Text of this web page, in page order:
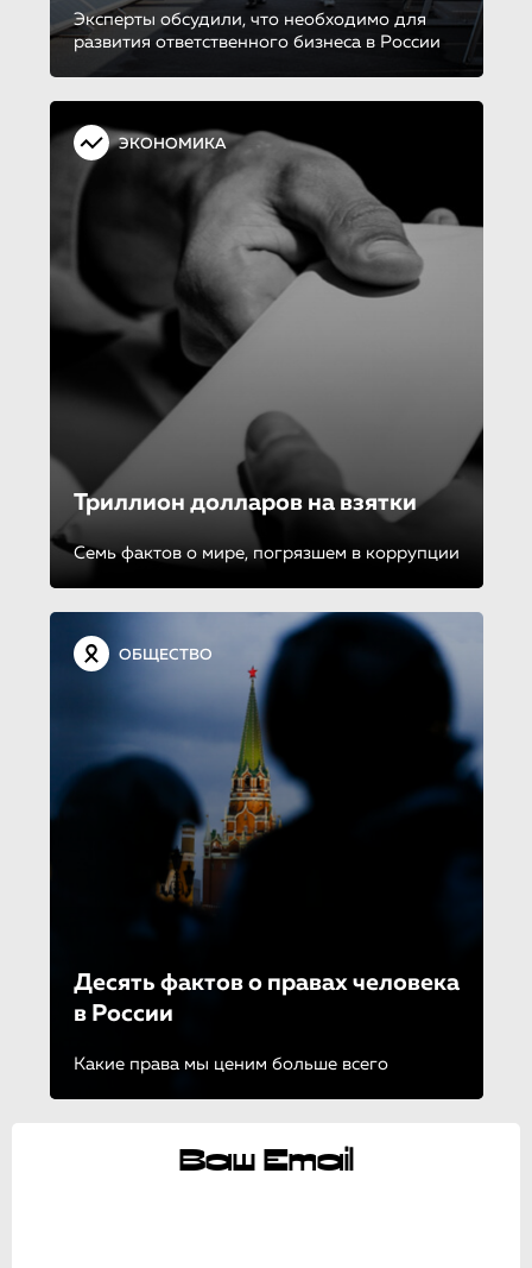
Эксперты обсудили, что необходимо для
развития ответственного бизнеса в России
ЭКОНОМИКА
Триллион долларов на взятки
Семь фактов о мире, погрязшем в коррупции
ОБЩЕСТВО
Десять фактов о правах человека
в России
Какие права мы ценим больше всего
Ваш Email